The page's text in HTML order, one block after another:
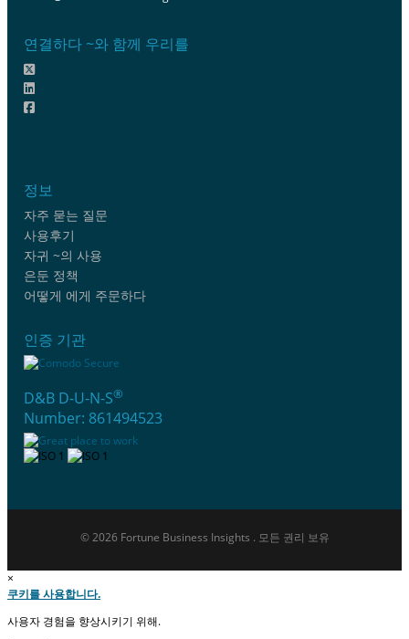
연결하다 ~와 함께 우리를
정보
자주 묻는 질문
사용후기
자귀 ~의 사용
은둔 정책
어떻게 에게 주문하다
인증 기관
D&B D-U-N-S®
Number: 861494523
© 2026 Fortune Business Insights . 모든 권리 보유
×
쿠키를 사용합니다.
사용자 경험을 향상시키기 위해.